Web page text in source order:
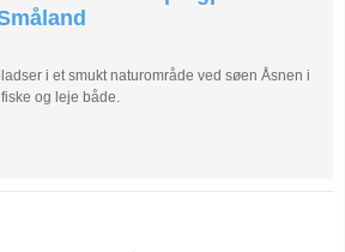
i et smukt naturområde ved søen Åsnen i
og leje både.